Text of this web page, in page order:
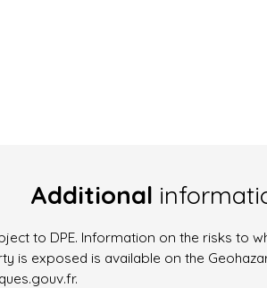
Additional
to DPE. Information on the risks to
is exposed is available on the